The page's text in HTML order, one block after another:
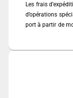
Les frais
d’opérations
port à partir de